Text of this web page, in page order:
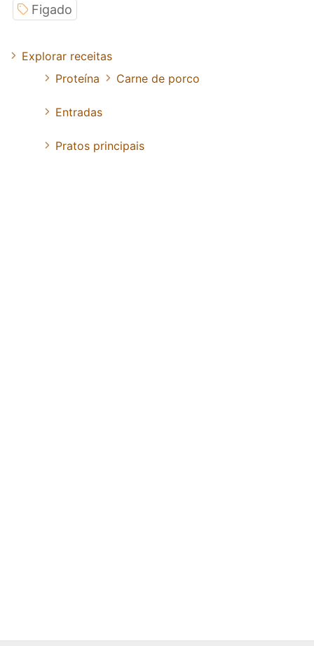
Figado
Explorar receitas
Proteína
Carne de porco
Entradas
Pratos principais